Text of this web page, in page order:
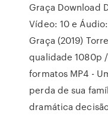
Graça Download
Vídeo: 10 e
Graça (2019)
qualidade 1080p
formatos MP4 -
perda de sua
dramática